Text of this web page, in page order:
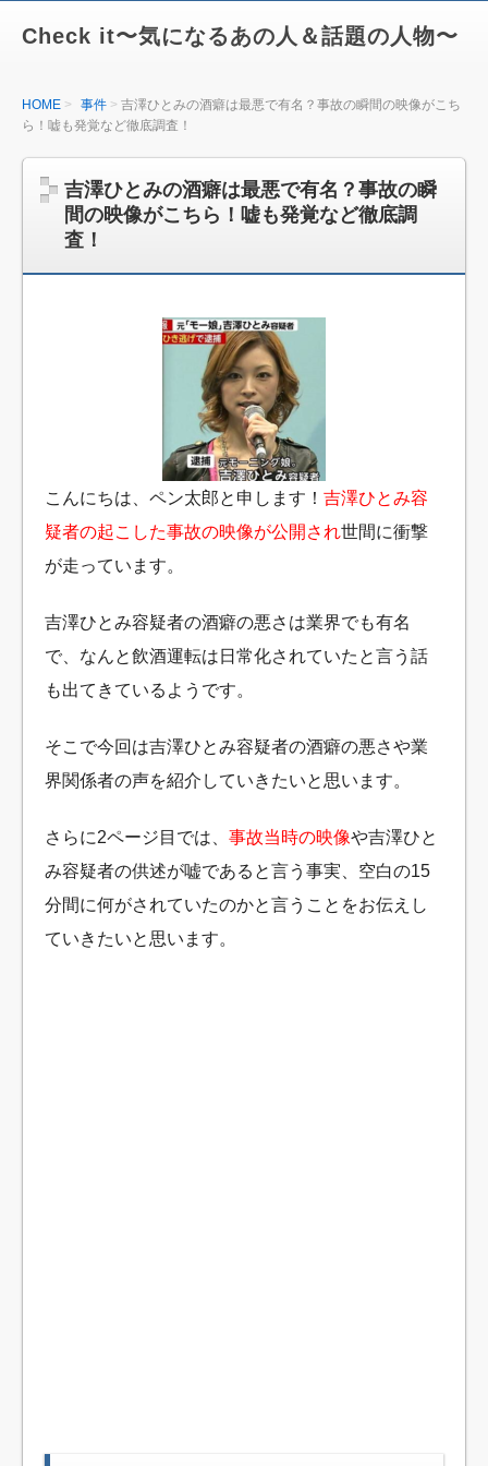
Check it〜気になるあの人＆話題の人物〜
HOME 事件
吉澤ひとみの酒癖は最悪で有名？事故の瞬間の映像がこち
ら！嘘も発覚など徹底調査！
吉澤ひとみの酒癖は最悪で有名？事故の瞬
間の映像がこちら！嘘も発覚など徹底調
査！
こんにちは、ペン太郎と申します！ 吉澤ひとみ容
疑者の起こした事故の映像が公開され世間に衝撃
が走っています。
吉澤ひとみ容疑者の酒癖の悪さは業界でも有名
で、なんと飲酒運転は日常化されていたと言う話
も出てきているようです。
そこで今回は吉澤ひとみ容疑者の酒癖の悪さや業
界関係者の声を紹介していきたいと思います。
さらに2ページ目では、 事故当時の映像や吉澤ひと
み容疑者の供述が嘘であると言う事実、空白の15
分間に何がされていたのかと言うことをお伝えし
ていきたいと思います。